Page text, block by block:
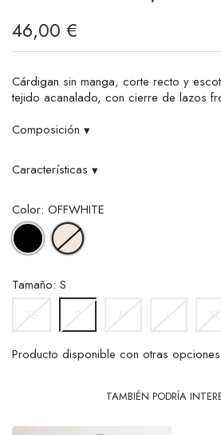
46,00 €
Cárdigan sin manga, corte recto y
tejido acanalado, con cierre de lazos
Composición ▾
Características ▾
Color: OFFWHITE
NEGROOFFWHITE
Tamaño: S
Producto disponible con otras opciones
TAMBIÉN PODRÍA